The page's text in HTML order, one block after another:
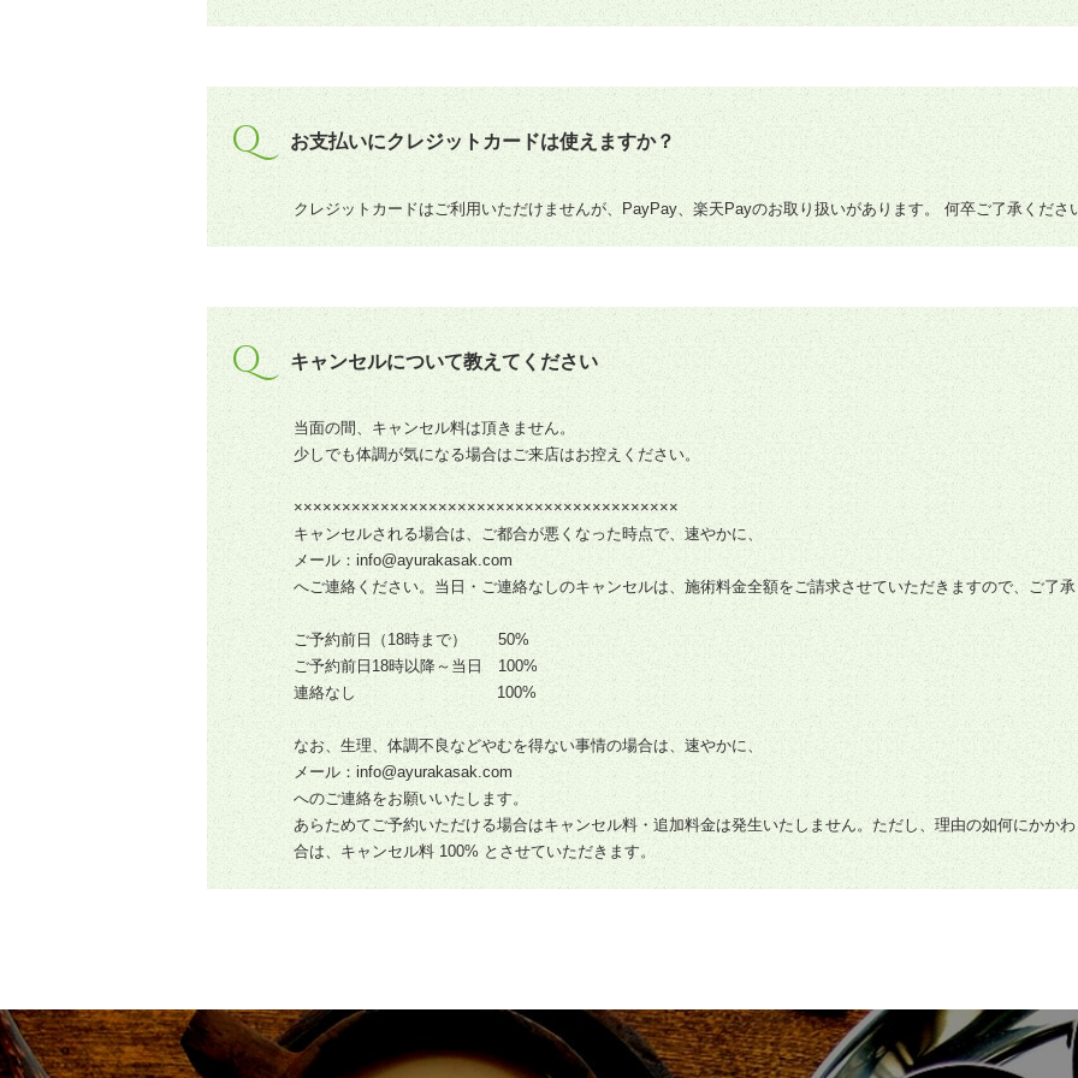
Q お支払いにクレジットカードは使えますか？
クレジットカードはご利用いただけませんが、PayPay、楽天Payのお取り扱いがあります。 何卒ご了承くださ
Q キャンセルについて教えてください
当面の間、キャンセル料は頂きません。
少しでも体調が気になる場合はご来店はお控えください。
××××××××××××××××××××××××××××××××××××××××
キャンセルされる場合は、ご都合が悪くなった時点で、速やかに、
メール：info@ayurakasak.com
へご連絡ください。当日・ご連絡なしのキャンセルは、施術料金全額をご請求させていただきますので、ご了
ご予約前日（18時まで） 50%
ご予約前日18時以降～当日 100%
連絡なし 100%
なお、生理、体調不良などやむを得ない事情の場合は、速やかに、
メール：info@ayurakasak.com
へのご連絡をお願いいたします。
あらためてご予約いただける場合はキャンセル料・追加料金は発生いたしません。ただし、理由の如何にかか
合は、キャンセル料 100% とさせていただきます。